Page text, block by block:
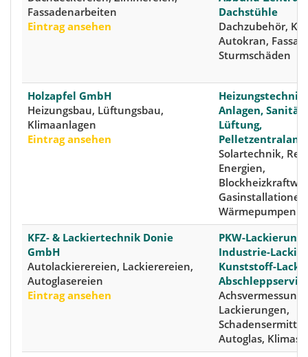
Fassadenarbeiten
Eintrag ansehen
Dachstühle
Dachzubehör,
Autokran,
Sturmschäden
Holzapfel GmbH
Heizungsbau, Lüftungsbau,
Klimaanlagen
Eintrag ansehen
Anlagen,
Lüftung,
Solartechnik,
Energien,
Wärmepumpen
KFZ- & Lackiertechnik Donie
GmbH
Autolackierereien, Lackierereien,
Autoglasereien
Eintrag ansehen
PKW-
Industrie-
Kunststoff-
Lackierungen,
Autoglas,